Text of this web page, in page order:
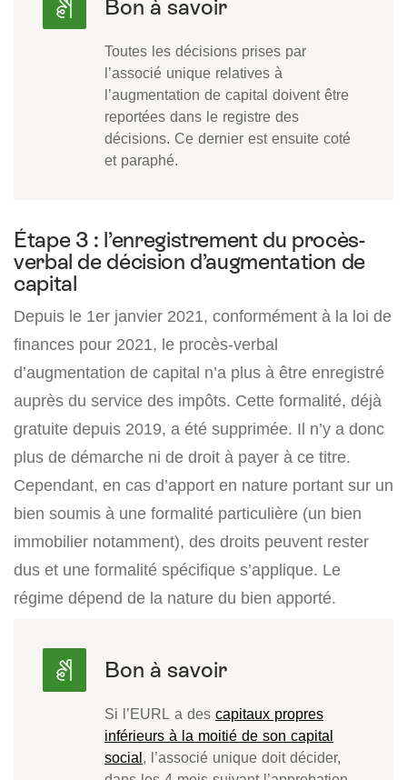
Toutes les décisions prises par
l’associé unique relatives à
l’augmentation de capital doivent être
reportées dans le registre des
décisions. Ce dernier est ensuite coté
et paraphé.
Étape 3 : l’enregistrement du procès-
verbal de décision d’augmentation de
capital
Depuis le 1er janvier 2021, conformément à la loi de
finances pour 2021, le procès-verbal
d’augmentation de capital n’a plus à être enregistré
auprès du service des impôts. Cette formalité, déjà
gratuite depuis 2019, a été supprimée. Il n’y a donc
plus de démarche ni de droit à payer à ce titre.
Cependant, en cas d’apport en nature portant sur un
bien soumis à une formalité particulière (un bien
immobilier notamment), des droits peuvent rester
dus et une formalité spécifique s’applique. Le
régime dépend de la nature du bien apporté.
Si l’EURL a des capitaux propres
inférieurs à la moitié de son capital
social, l’associé unique doit décider,